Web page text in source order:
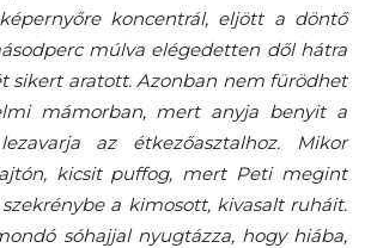
koncentrál, eljött a döntő
múlva elégedetten dől hátra
sikert aratott. Azonban nem fürödhet
mámorban, mert anyja benyit a
az étkezőasztalhoz. Mikor
kicsit puffog, mert Peti megint
a kimosott, kivasalt ruháit.
sóhajjal nyugtázza, hogy hiába,